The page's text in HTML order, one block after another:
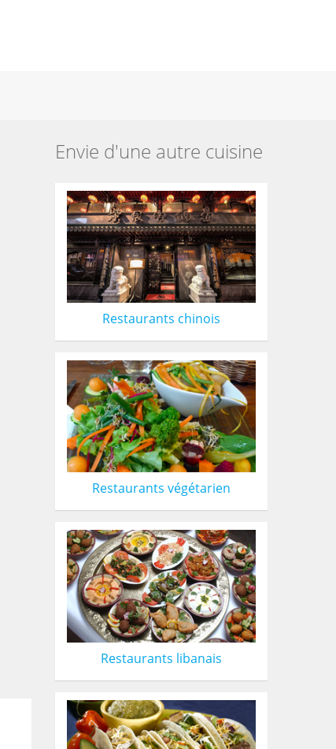
Envie d'une autre cuisine
Restaurants chinois
Restaurants végétarien
Restaurants libanais